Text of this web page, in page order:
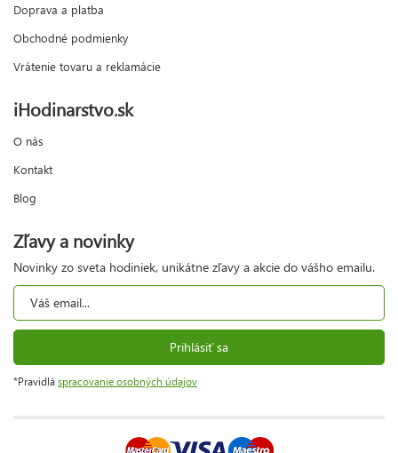
Doprava a platba
Obchodné podmienky
Vrátenie tovaru a reklamácie
iHodinarstvo.sk
O nás
Kontakt
Blog
Zľavy a novinky
Novinky zo sveta hodiniek, unikátne zľavy a akcie do vášho emailu.
Prihlásiť sa
*Pravidlá spracovanie osobných údajov